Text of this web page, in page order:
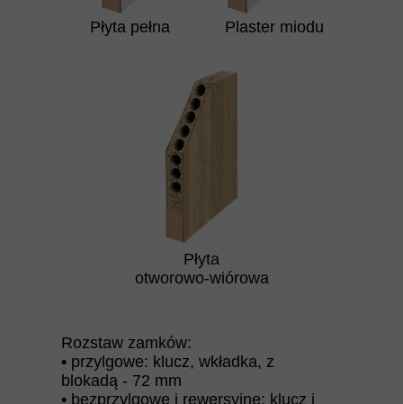
Płyta
otworowo-wiórowa
Płyta pełna Plaster miodu
Rozstaw zamków:
• przylgowe: klucz, wkładka, z
blokadą - 72 mm
• bezprzylgowe i rewersyjne: klucz i